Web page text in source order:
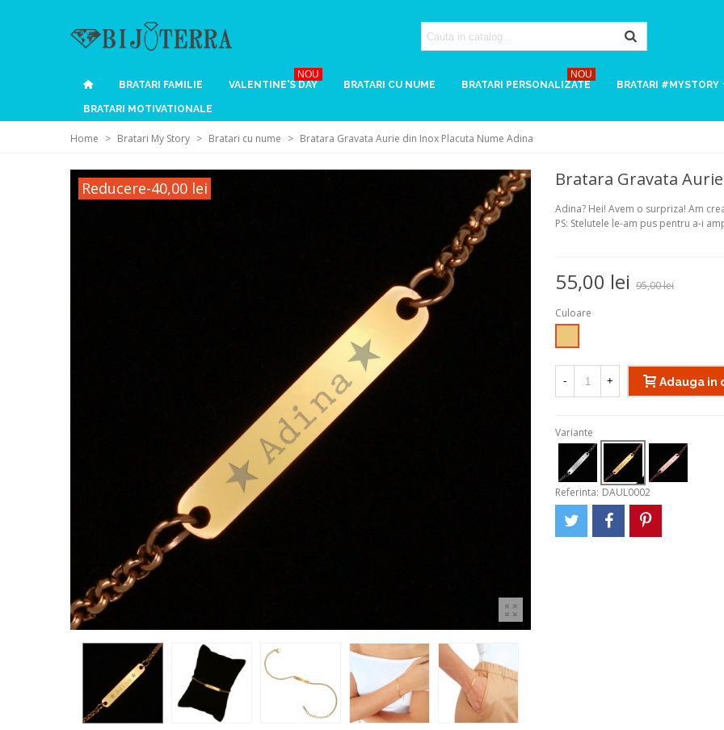
BRATARI FAMILIE VALENTINE'S DAY
NOU
BRATARI CU NUME
BRATARI PERSONALIZATE
NOU
BRATARI #MYSTORY
BRATARI MOTIVATIONALE
Home > Bratari My Story > Bratari cu nume > Bratara Gravata Aurie din Inox Placuta Nume Adina
Reducere-40,00 lei Bratara Gravata
Adina? Hei! Avem o surpriza! Am
PS: Stelutele le-am pus pentru a-i
55,00 lei 95,00 lei
Culoare
- + Adauga in
Variante
Referinta: DAUL0002